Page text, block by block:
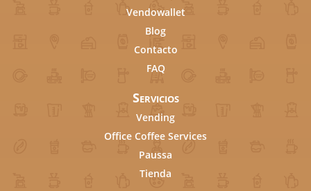
Vendowallet
Blog
Contacto
FAQ
Servicios
Vending
Office Coffee Services
Paussa
Tienda